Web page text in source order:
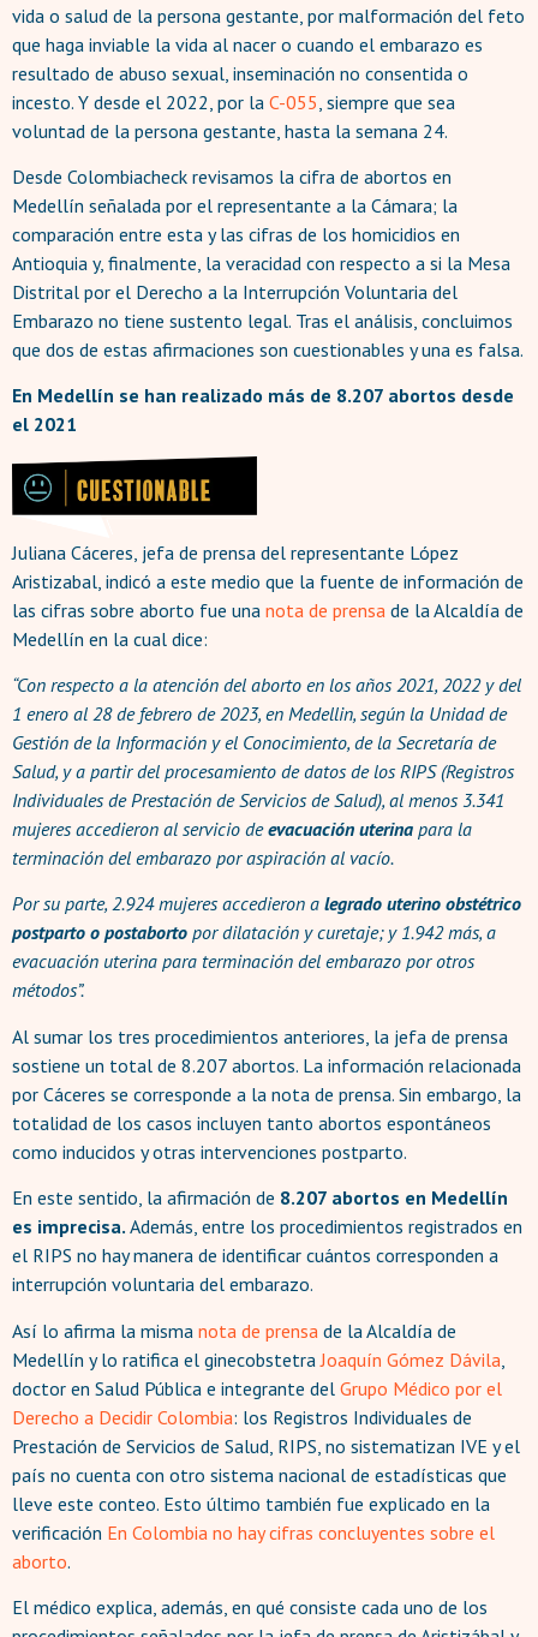
vida o salud de la persona gestante, por malformación del feto
que haga inviable la vida al nacer o cuando el embarazo es
resultado de abuso sexual, inseminación no consentida o
incesto. Y desde el 2022, por la C-055 , siempre que sea
voluntad de la persona gestante, hasta la semana 24.
Desde Colombiacheck revisamos la cifra de abortos en
Medellín señalada por el representante a la Cámara; la
comparación entre esta y las cifras de los homicidios en
Antioquia y, finalmente, la veracidad con respecto a si la Mesa
Distrital por el Derecho a la Interrupción Voluntaria del
Embarazo no tiene sustento legal. Tras el análisis, concluimos
que dos de estas afirmaciones son cuestionables y una es falsa.
En Medellín se han realizado más de 8.207 abortos desde
el 2021
Juliana Cáceres, jefa de prensa del representante López
Aristizabal, indicó a este medio que la fuente de información de
las cifras sobre aborto fue una nota de prensa de la Alcaldía de
Medellín en la cual dice:
“Con respecto a la atención del aborto en los años 2021, 2022 y del
1 enero al 28 de febrero de 2023, en Medellin, según la Unidad de
Gestión de la Información y el Conocimiento, de la Secretaría de
Salud, y a partir del procesamiento de datos de los RIPS (Registros
Individuales de Prestación de Servicios de Salud), al menos 3.341
mujeres accedieron al servicio deevacuación uterina para la
terminación del embarazo por aspiración al vacío.
Por su parte, 2.924 mujeres accedieron a legrado uterino obstétrico
postparto o postaborto por dilatación y curetaje; y 1.942 más, a
evacuación uterina para terminación del embarazo por otros
métodos”.
Al sumar los tres procedimientos anteriores, la jefa de prensa
sostiene un total de 8.207 abortos. La información relacionada
por Cáceres se corresponde a la nota de prensa. Sin embargo, la
totalidad de los casos incluyen tanto abortos espontáneos
como inducidos y otras intervenciones postparto.
En este sentido, la afirmación de 8.207 abortos en Medellín
es imprecisa. Además, entre los procedimientos registrados en
el RIPS no hay manera de identificar cuántos corresponden a
interrupción voluntaria del embarazo.
Así lo afirma la misma nota de prensa de la Alcaldía de
Medellín y lo ratifica el ginecobstetraJoaquín Gómez Dávila
doctor en Salud Pública e integrante del Grupo Médico por el
Derecho a Decidir Colombia: los Registros Individuales de
Prestación de Servicios de Salud, RIPS, no sistematizan IVE y el
país no cuenta con otro sistema nacional de estadísticas que
lleve este conteo. Esto último también fue explicado en la
verificación En Colombia no hay cifras concluyentes sobre el
aborto.
El médico explica, además, en qué consiste cada uno de los